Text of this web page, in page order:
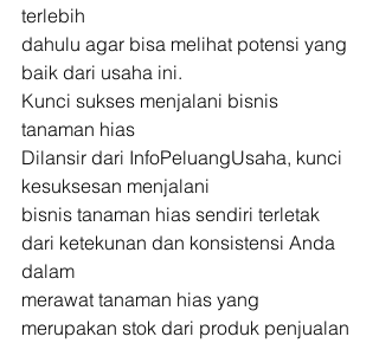
terlebih
dahulu agar bisa melihat potensi yang
baik dari usaha ini.
Kunci sukses menjalani bisnis
tanaman hias
Dilansir dari InfoPeluangUsaha, kunci
kesuksesan menjalani
bisnis tanaman hias sendiri terletak
dari ketekunan dan konsistensi Anda
dalam
merawat tanaman hias yang
merupakan stok dari produk penjualan